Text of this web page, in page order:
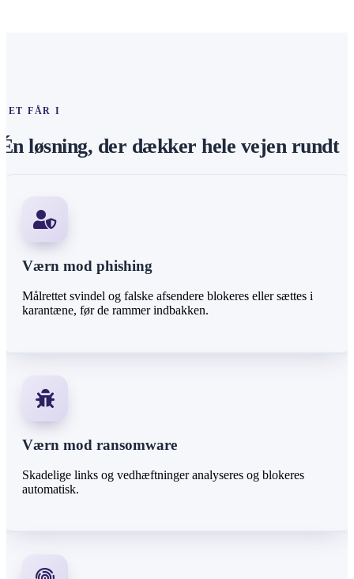
DET FÅR I
Én løsning, der dækker hele vejen rundt
Værn mod phishing
Målrettet svindel og falske afsendere blokeres eller sættes i
karantæne, før de rammer indbakken.
Værn mod ransomware
Skadelige links og vedhæftninger analyseres og blokeres
automatisk.